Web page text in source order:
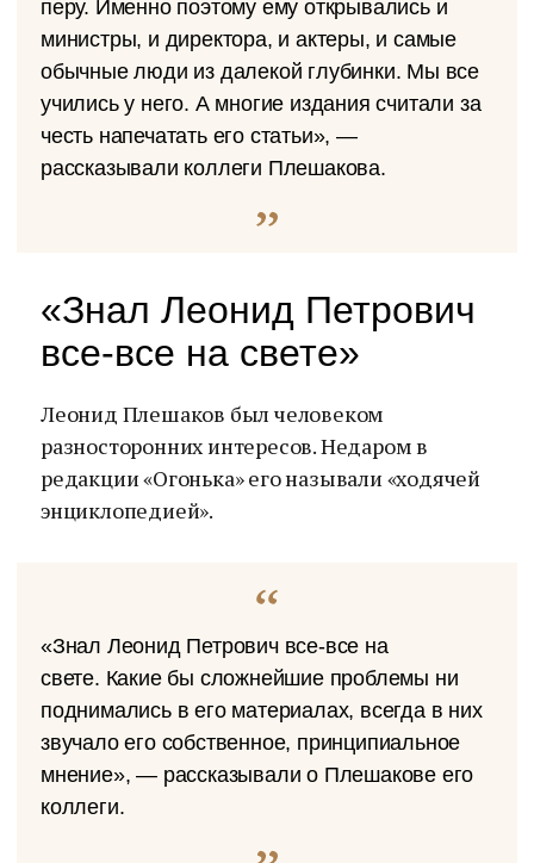
перу. Именно поэтому ему открывались и
министры, и директора, и актеры, и самые
обычные люди из далекой глубинки. Мы все
учились у него. А многие издания считали за
честь напечатать его статьи», —
рассказывали коллеги Плешакова.
«Знал Леонид Петрович
все-все на свете»
Леонид Плешаков был человеком
разносторонних интересов. Недаром в
редакции «Огонька» его называли «ходячей
энциклопедией».
«Знал Леонид Петрович все-все на
свете. Какие бы сложнейшие проблемы ни
поднимались в его материалах, всегда в них
звучало его собственное, принципиальное
мнение», — рассказывали о Плешакове его
коллеги.